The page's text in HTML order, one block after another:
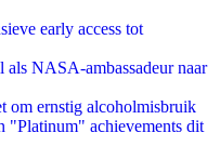
early access tot
NASA-ambassadeur naar
om ernstig alcoholmisbruik
achievements dit